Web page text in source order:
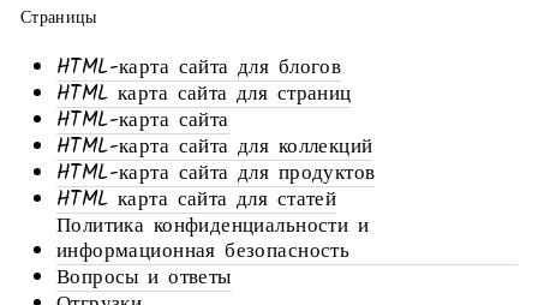
Страницы
HTML-карта сайта для блогов
HTML карта сайта для страниц
HTML-карта сайта
HTML-карта сайта для коллекций
HTML-карта сайта для продуктов
HTML карта сайта для статей
Политика конфиденциальности и
информационная безопасность
Вопросы и ответы